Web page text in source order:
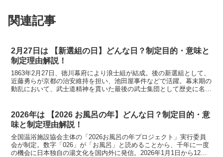
関連記事
2月27日は 【新選組の日】どんな日？制定目的・意味と
制定理由解説！
1863年2月27日、徳川幕府により浪士組が結成。後の新選組として、
近藤勇らが京都の治安維持を担い、池田屋事件などで活躍。幕末期の
動乱において、武士道精神を貫いた最後の武士集団として歴史に名を
2026年は 【2026 お風呂の年】どんな日？制定目的・意
味と制定理由解説！
全国温浴施設協会主体の「2026お風呂の年プロジェクト」実行委員
会が制定。数字「026」が「お風呂」と読めることから、千年に一度
の機会に日本独自の湯文化を国内外に発信。2026年1月1日から12月